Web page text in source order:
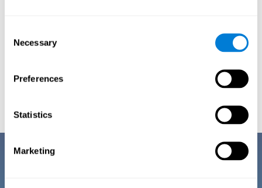
Selection
Necessary
Preferences
Statistics
Marketing
ومقدمي الرعاية على تحسين إدارة الرعاية المعرفية ،
والتي ثبت أنها تبطئ من تقدم التدهور المعرفي وتحسن
جربها